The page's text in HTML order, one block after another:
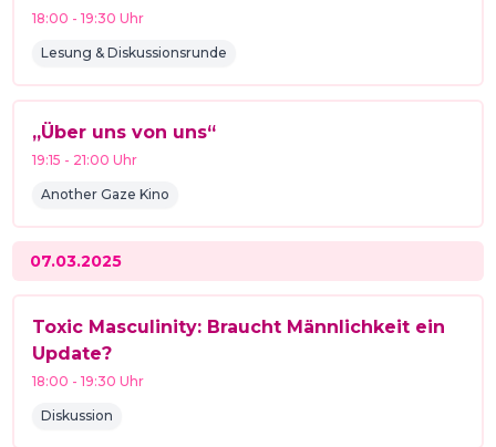
18:00 -19:30 Uhr
Lesung & Diskussionsrunde
„Über uns von uns“
19:15 - 21:00 Uhr
Another Gaze Kino
07.03.2025
Toxic Masculinity: Braucht Männlichkeit ein
Update?
18:00 -19:30 Uhr
Diskussion